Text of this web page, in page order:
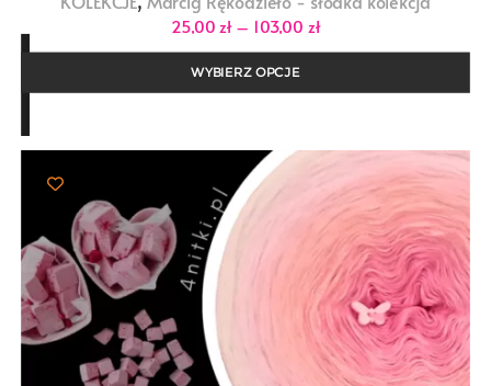
25,00zł – 103,00 złZakres
od
do
WYBIERZ OPCJE